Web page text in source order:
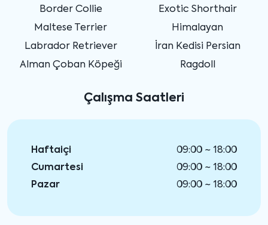
Border Collie
Maltese Terrier
Labrador Retriever
Alman Çoban Köpeği
Exotic Shorthair
Himalayan
İran Kedisi Persian
Ragdoll
Çalışma Saatleri
Haftaiçi
09:00 ~ 18:00
Cumartesi
09:00 ~ 18:00
Pazar
09:00 ~ 18:00